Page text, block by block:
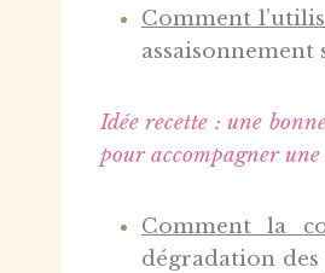
Comment
Idée recette : une
pour accompagner une
Comment la
dégradation